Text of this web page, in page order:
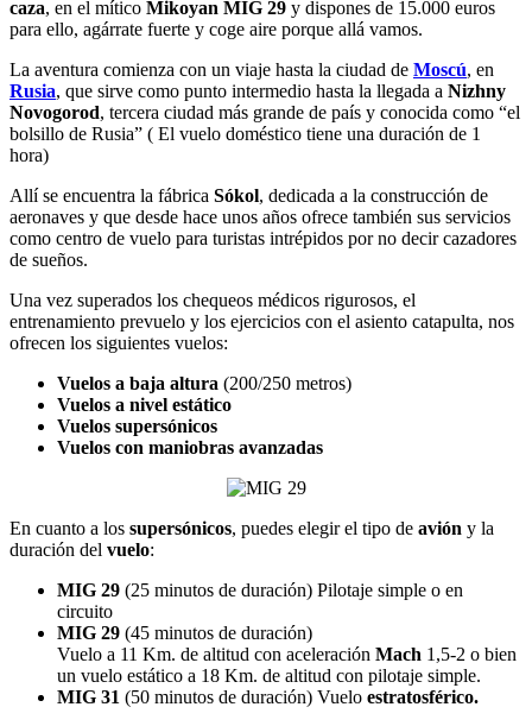
caza, en el mítico Mikoyan MIG 29 y dispones de 15.000 euros
para ello, agárrate fuerte y coge aire porque allá vamos.
La aventura comienza con un viaje hasta la ciudad de Moscú, en
Rusia, que sirve como punto intermedio hasta la llegada a Nizhny
Novogorod, tercera ciudad más grande de país y conocida como “el
bolsillo de Rusia” ( El vuelo doméstico tiene una duración de 1
hora)
Allí se encuentra la fábrica Sókol, dedicada a la construcción de
aeronaves y que desde hace unos años ofrece también sus servicios
como centro de vuelo para turistas intrépidos por no decir cazadores
de sueños.
Una vez superados los chequeos médicos rigurosos, el
entrenamiento prevuelo y los ejercicios con el asiento catapulta, nos
ofrecen los siguientes vuelos:
Vuelos a baja altura (200/250 metros)
Vuelos a nivel estático
Vuelos supersónicos
Vuelos con maniobras avanzadas
En cuanto a los supersónicos, puedes elegir el tipo de avión y la
duración del vuelo:
MIG 29 (25 minutos de duración) Pilotaje simple o en
circuito
MIG 29 (45 minutos de duración)
Vuelo a 11 Km. de altitud con aceleración Mach 1,5-2 o bien
un vuelo estático a 18 Km. de altitud con pilotaje simple.
MIG 31 (50 minutos de duración) Vuelo estratosférico.